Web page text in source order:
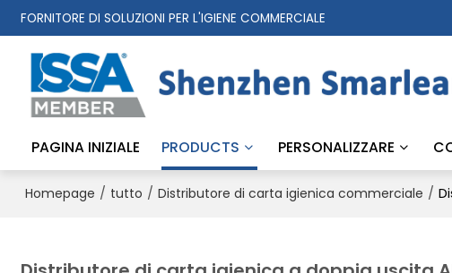
FORNITORE DI SOLUZIONI PER L'IGIENE COMMERCIALE
PAGINA INIZIALE PRODUCTS PERSONALIZZARE
Homepage / tutto / Distributore di carta igienica commerciale /